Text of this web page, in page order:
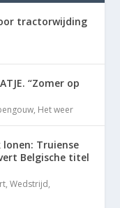
tractorwijding
“Zomer op
, Het weer
Truiense
Belgische titel
,Wedstrijd,